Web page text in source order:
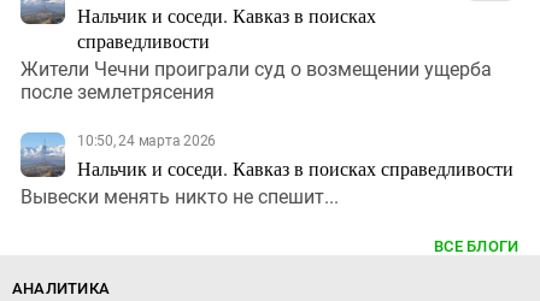
Нальчик и соседи. Кавказ в поисках
справедливости
Жители Чечни проиграли суд о возмещении ущерба
после землетрясения
10:50, 24 марта 2026
Нальчик и соседи. Кавказ в поисках справедливости
Вывески менять никто не спешит...
ВСЕ БЛОГИ
АНАЛИТИКА